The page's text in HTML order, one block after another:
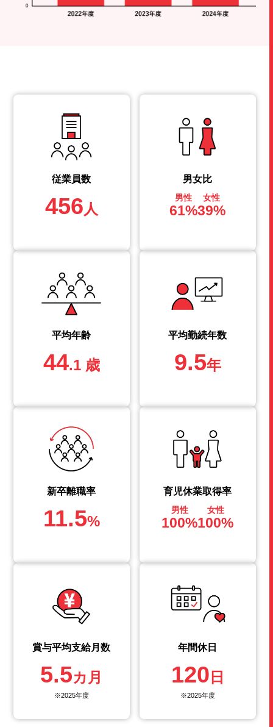
従業員数
456人
男女比
男性
61%
女性
39%
平均年齢
44.1 歳
平均勤続年数
9.5年
新卒離職率
11.5%
育児休業取得率
男性
100%
女性
100%
賞与平均支給月数
5.5カ月
※2025年度
年間休日
120 日
※2025年度